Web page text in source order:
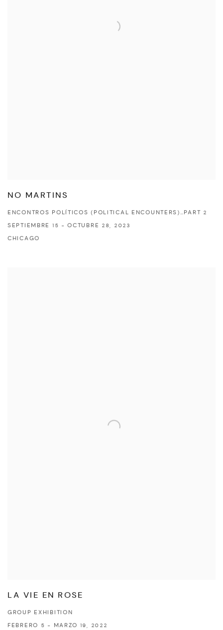
NO MARTINS
ENCONTROS POLÍTICOS (POLITICAL ENCOUNTERS)…PART 2
SEPTIEMBRE 15 - OCTUBRE 28, 2023
CHICAGO
LA VIE EN ROSE
GROUP EXHIBITION
FEBRERO 5 - MARZO 19, 2022